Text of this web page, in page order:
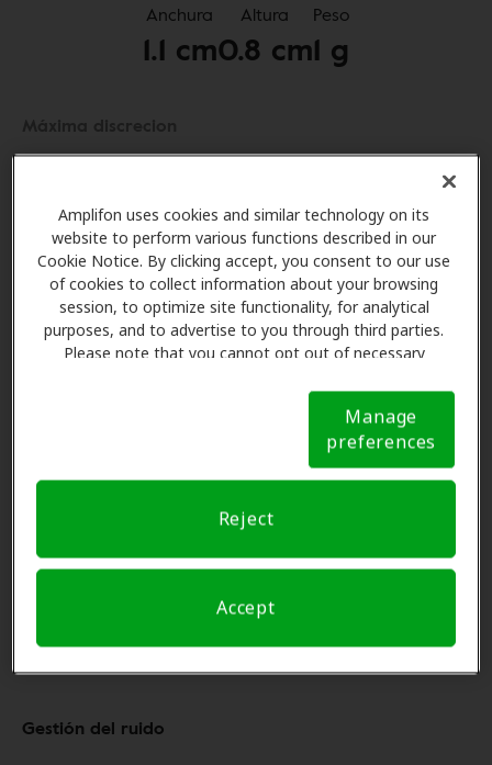
Amplifon uses cookies and similar technology on its
website to perform various functions described in our
Cookie Notice. By clicking accept, you consent to our use
of cookies to collect information about your browsing
session, to optimize site functionality, for analytical
purposes, and to advertise to you through third parties.
Please note that you cannot opt out of necessary
Notice (link here below). If you are using an opt-out
preference signal, we will honor that signal. Cookie
Manage
preferences
Reject
Accept
Anchura
1.1 cm
Altura
0.8 cm
Peso
1 g
Máxima robustez
No disponible
Conectividad Bluetooth
Resistencia al agua
Gestión del medio ambiente
Rating: Máxima (3 of 3)
Gestión del ruido